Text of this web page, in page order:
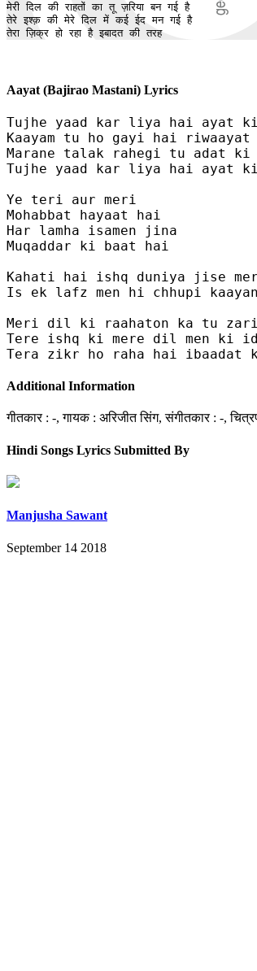
मेरी दिल की राहतों का तू ज़रिया बन गई है
तेरे इश्क़ की मेरे दिल में कई ईद मन गई है
तेरा ज़िक्र हो रहा है इबादत की तरह
Aayat (Bajirao Mastani) Lyrics
Tujhe yaad kar liya hai ayat
Kaayam tu ho gayi hai
Marane talak rahegi tu adat ki
Tujhe yaad kar liya hai ayat
Ye teri aur meri
Mohabbat hayaat hai
Har lamha isamen jina
Muqaddar ki baat hai
Kahati hai ishq duniya jise
Is ek lafz men hi chhupi
Meri dil ki raahaton ka tu
Tere ishq ki mere dil men ki
Additional Information
गीतकार : -, गायक : अरिजीत सिंग, संगीतकार : -,
Hindi Songs Lyrics Submitted By
Manjusha Sawant
September 14 2018